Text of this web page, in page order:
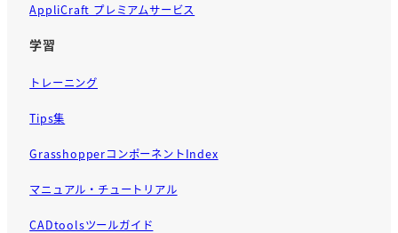
AppliCraft プレミアムサービス
学習
トレーニング
Tips集
GrasshopperコンポーネントIndex
マニュアル・チュートリアル
CADtoolsツールガイド